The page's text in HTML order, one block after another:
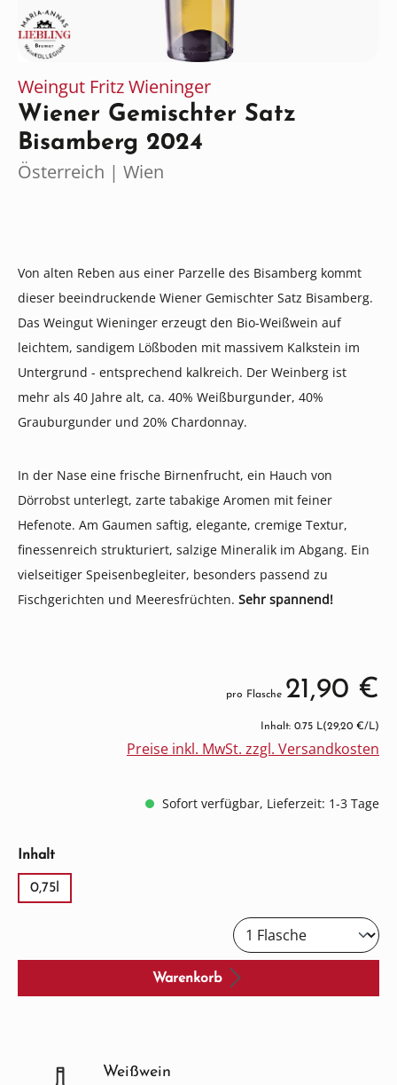
Weingut Fritz Wieninger
Wiener Gemischter Satz
Bisamberg 2024
Österreich | Wien
Von alten Reben aus einer Parzelle des Bisamberg kommt
dieser beeindruckende Wiener Gemischter Satz Bisamberg.
Das Weingut Wieninger erzeugt den Bio-Weißwein auf
leichtem, sandigem Lößboden mit massivem Kalkstein im
Untergrund - entsprechend kalkreich. Der Weinberg ist
mehr als 40 Jahre alt, ca. 40% Weißburgunder, 40%
Grauburgunder und 20% Chardonnay.
In der Nase eine frische Birnenfrucht, ein Hauch von
Dörrobst unterlegt, zarte tabakige Aromen mit feiner
Hefenote. Am Gaumen saftig, elegante, cremige Textur,
finessenreich strukturiert, salzige Mineralik im Abgang. Ein
vielseitiger Speisenbegleiter, besonders passend zu
Fischgerichten und Meeresfrüchten. Sehr spannend!
pro Flasche 21,90 €
Inhalt: 0.75 L(29,20 €/L)
Preise inkl. MwSt. zzgl. Versandkosten
Sofort verfügbar, Lieferzeit: 1-3 Tage
Inhaltauswählen
0,75l
Warenkorb
Weißwein